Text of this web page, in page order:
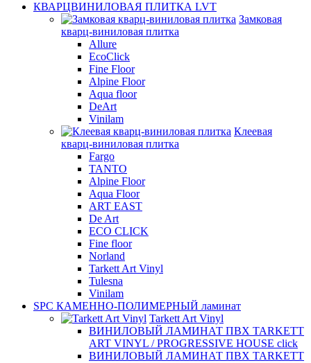
КВАРЦВИНИЛОВАЯ ПЛИТКА LVT
Замковая
кварц-виниловая плитка
Allure
EcoClick
Fine Floor
Alpine Floor
Aqua floor
DeArt
Vinilam
Клеевая
кварц-виниловая плитка
Fargo
TANTO
Alpine Floor
Aqua Floor
ART EAST
De Art
ECO CLICK
Fine floor
Norland
Tarkett Art Vinyl
Tulesna
Vinilam
SPC КАМЕННО-ПОЛИМЕРНЫЙ ламинат
Tarkett Art Vinyl
ВИНИЛОВЫЙ ЛАМИНАТ ПВХ TARKETT
ART VINYL / PROGRESSIVE HOUSE click
ВИНИЛОВЫЙ ЛАМИНАТ ПВХ TARKETT